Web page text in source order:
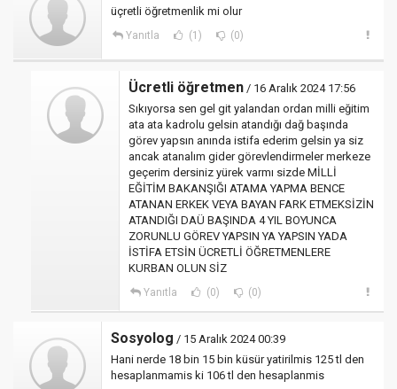
üçretli öğretmenlik mi olur
Yanıtla (1) (0)
Ücretli öğretmen / 16 Aralık 2024 17:56
Sıkıyorsa sen gel git yalandan ordan milli eğitim
ata ata kadrolu gelsin atandığı dağ başında
görev yapsın anında istifa ederim gelsin ya siz
ancak atanalım gider görevlendirmeler merkeze
geçerim dersiniz yürek varmı sizde MİLLİ
EĞİTİM BAKANŞIĞI ATAMA YAPMA BENCE
ATANAN ERKEK VEYA BAYAN FARK ETMEKSİZİN
ATANDIĞI DAÜ BAŞINDA 4 YIL BOYUNCA
ZORUNLU GÖREV YAPSIN YA YAPSIN YADA
İSTİFA ETSİN ÜCRETLİ ÖĞRETMENLERE
KURBAN OLUN SİZ
Yanıtla (0) (0)
Sosyolog / 15 Aralık 2024 00:39
Hani nerde 18 bin 15 bin küsür yatirilmis 125 tl den
hesaplanmamis ki 106 tl den hesaplanmis